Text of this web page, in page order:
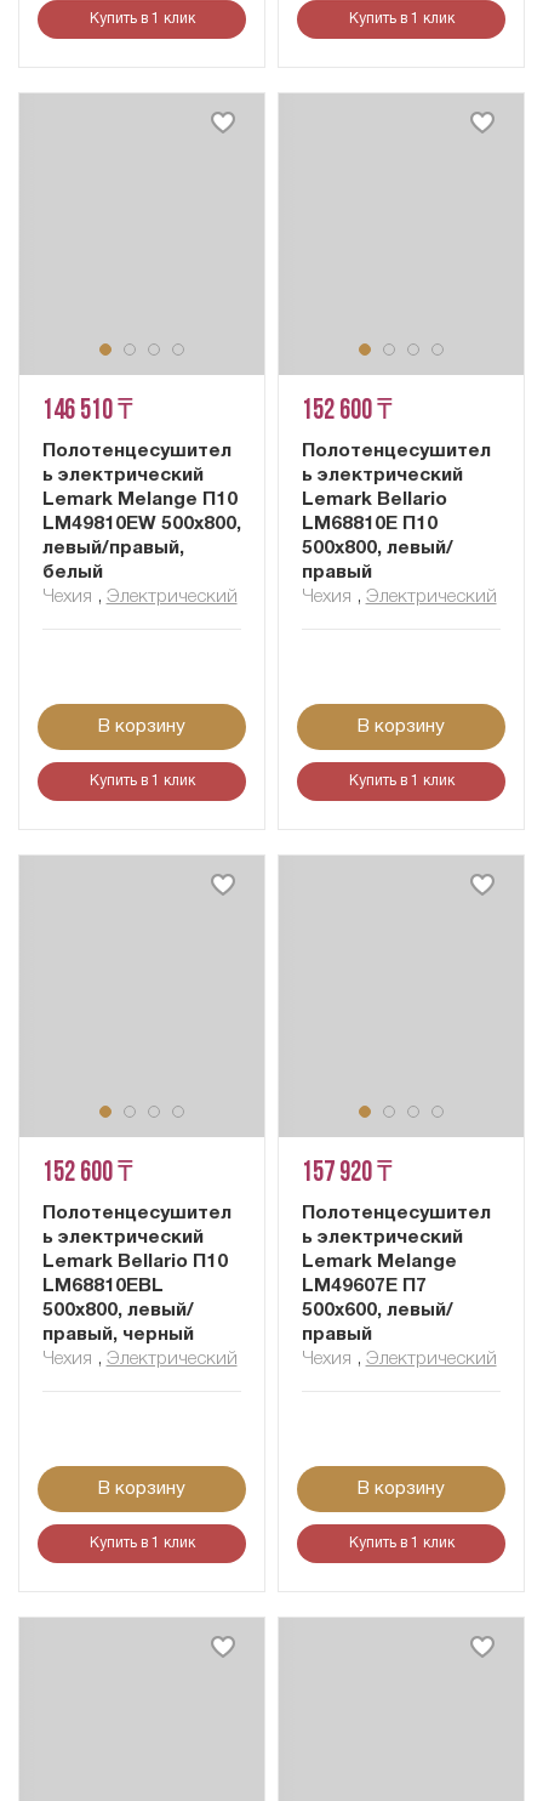
Купить в 1 клик Купить в 1 клик
146 510 ₸
Полотенцесушител
ь электрический
Lemark Melange П10
LM49810EW 500x800,
левый/правый,
белый
Чехия , Электрический
В корзину
Купить в 1 клик
152 600 ₸
Полотенцесушител
ь электрический
Lemark Bellario
LM68810E П10
500x800, левый/
правый
Чехия , Электрический
В корзину
Купить в 1 клик
152 600 ₸
Полотенцесушител
ь электрический
Lemark Bellario П10
LM68810EBL
500x800, левый/
правый, черный
Чехия , Электрический
В корзину
Купить в 1 клик
157 920 ₸
Полотенцесушител
ь электрический
Lemark Melange
LM49607E П7
500x600, левый/
правый
Чехия , Электрический
В корзину
Купить в 1 клик